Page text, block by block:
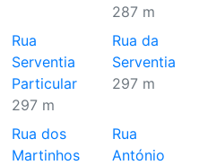
287 m
Rua
Serventia
Particular
297 m
Rua da
Serventia
297 m
Rua dos
Martinhos
Rua
António